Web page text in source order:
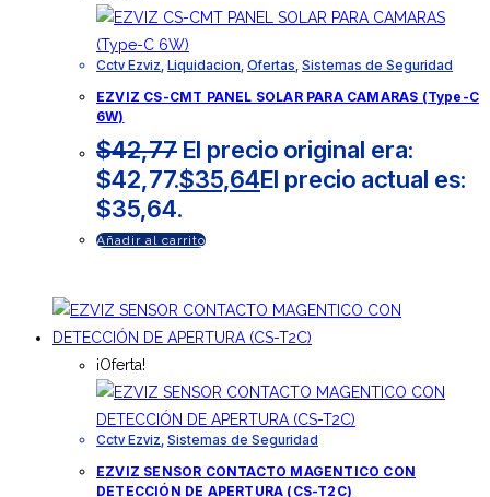
Cctv Ezviz Liquidacion Ofertas Sistemas de Seguridad
EZVIZ CS-CMT PANEL SOLAR PARA CAMARAS (Type-C
6W)
$42,77 El precio original era:
$42,77.$35,64El precio actual es:
$35,64.
Añadir al carrito
¡Oferta!
Cctv Ezviz Sistemas de Seguridad
EZVIZ SENSOR CONTACTO MAGENTICO CON
DETECCIÓN DE APERTURA (CS-T2C)